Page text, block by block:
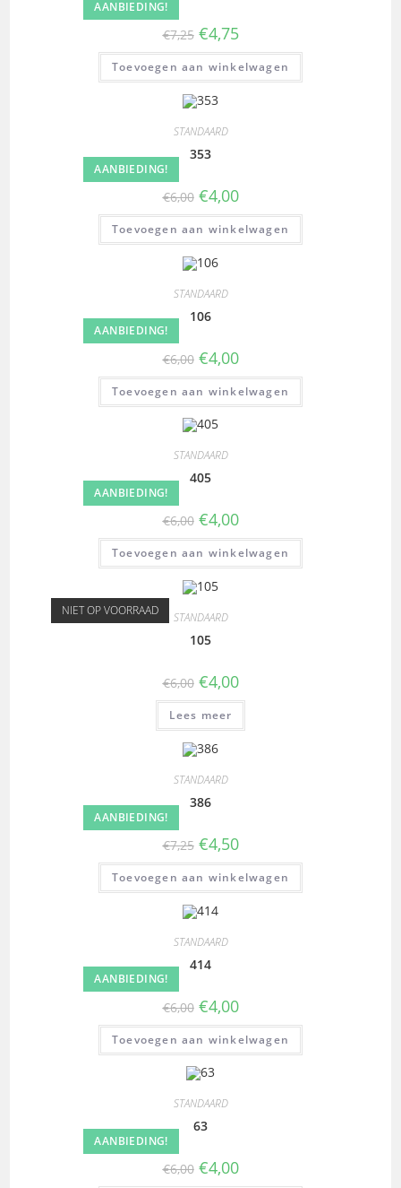
AANBIEDING!
€7,25 €4,75
Toevoegen aan winkelwagen
AANBIEDING!
STANDAARD
353
€6,00 €4,00
Toevoegen aan winkelwagen
AANBIEDING!
STANDAARD
106
€6,00 €4,00
Toevoegen aan winkelwagen
AANBIEDING!
STANDAARD
405
€6,00 €4,00
Toevoegen aan winkelwagen
NIET OP VOORRAAD STANDAARD
105
€6,00 €4,00
Lees meer
AANBIEDING!
STANDAARD
386
€7,25 €4,50
Toevoegen aan winkelwagen
AANBIEDING!
STANDAARD
414
€6,00 €4,00
Toevoegen aan winkelwagen
AANBIEDING!
STANDAARD
63
€6,00 €4,00